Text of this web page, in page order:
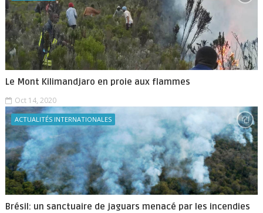
Le Mont Kilimandjaro en proie aux flammes
Oct 14, 2020
ACTUALITÉS INTERNATIONALES
Brésil: un sanctuaire de jaguars menacé par les incendies